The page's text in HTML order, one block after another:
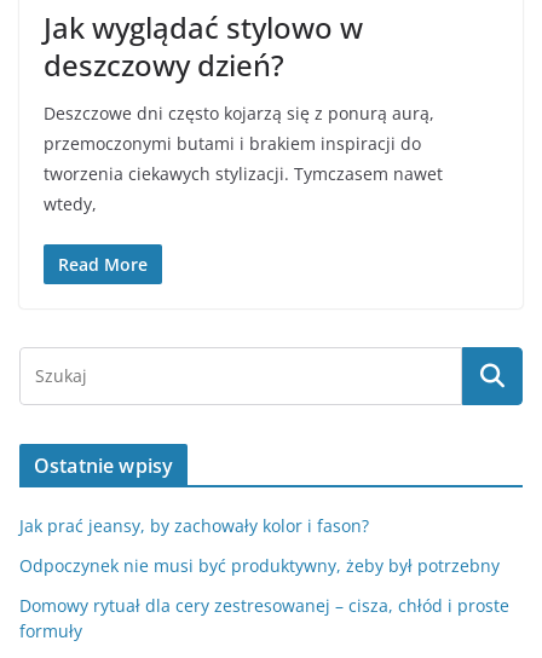
Jak wyglądać stylowo w
deszczowy dzień?
Deszczowe dni często kojarzą się z ponurą aurą,
przemoczonymi butami i brakiem inspiracji do
tworzenia ciekawych stylizacji. Tymczasem nawet
wtedy,
Read More
Ostatnie wpisy
Jak prać jeansy, by zachowały kolor i fason?
Odpoczynek nie musi być produktywny, żeby był potrzebny
Domowy rytuał dla cery zestresowanej – cisza, chłód i proste
formuły